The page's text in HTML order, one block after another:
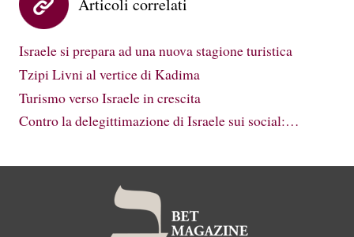
Articoli correlati
Israele si prepara ad una nuova stagione turistica
Tzipi Livni al vertice di Kadima
Turismo verso Israele in crescita
Contro la delegittimazione di Israele sui social:…